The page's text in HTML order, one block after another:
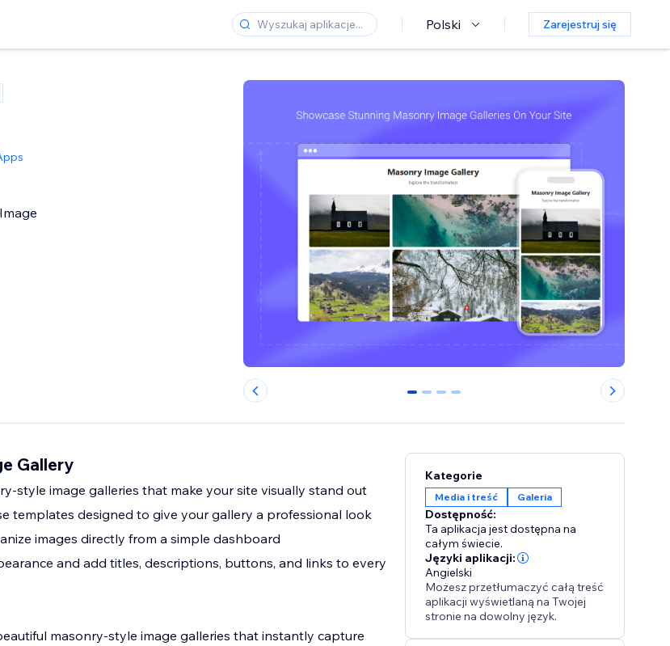
Polski Zarejestruj się
0 1 2 3
Gallery
style image galleries that make your site visually stand out
templates designed to give your gallery a professional look
images directly from a simple dashboard
and add titles, descriptions, buttons, and links to every
masonry-style image galleries that instantly capture
Kategorie
Media i treść Galeria
Dostępność:
Ta aplikacja jest dostępna na
całym świecie.
Języki aplikacji:
Angielski
Możesz przetłumaczyć całą treść
aplikacji wyświetlaną na Twojej
stronie na dowolny język.